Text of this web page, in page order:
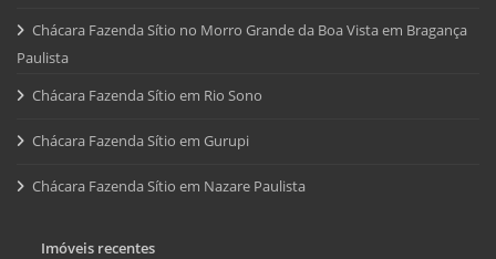
Chácara Fazenda Sítio no Morro Grande da Boa Vista em Bragança
Paulista
Chácara Fazenda Sítio em Rio Sono
Chácara Fazenda Sítio em Gurupi
Chácara Fazenda Sítio em Nazare Paulista
Imóveis recentes